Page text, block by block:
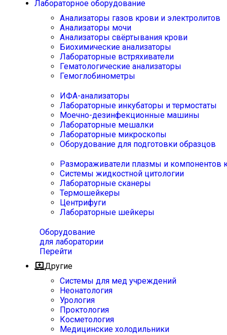
Лабораторное оборудование
Анализаторы газов крови и электролитов
Анализаторы мочи
Анализаторы свёртывания крови
Биохимические анализаторы
Лабораторные встряхиватели
Гематологические анализаторы
Гемоглобинометры
ИФА-анализаторы
Лабораторные инкубаторы и термостаты
Моечно-дезинфекционные машины
Лабораторные мешалки
Лабораторные микроскопы
Оборудование для подготовки образцов
Размораживатели плазмы и компонентов
Системы жидкостной цитологии
Лабораторные сканеры
Термошейкеры
Центрифуги
Лабораторные шейкеры
Оборудование
для лаборатории
Перейти
Другие
Системы для мед учреждений
Неонатология
Урология
Проктология
Косметология
Медицинские холодильники